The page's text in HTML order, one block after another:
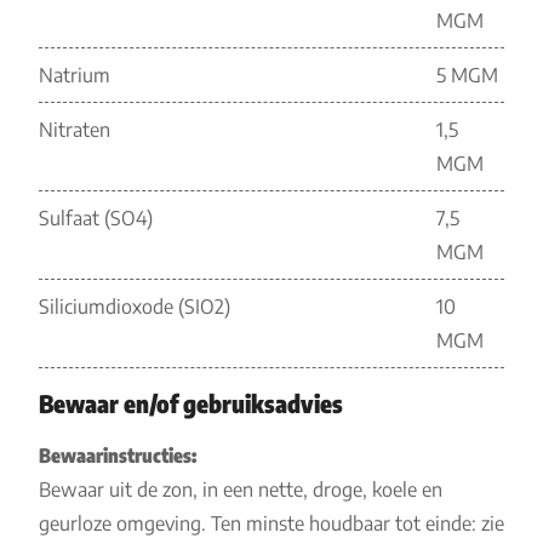
MGM
Natrium 5 MGM
Nitraten
1,5
MGM
Sulfaat (SO4)
7,5
MGM
Siliciumdioxode (SIO2)
10
MGM
Bewaar en/of gebruiksadvies
Bewaarinstructies:
Bewaar uit de zon, in een nette, droge, koele en
geurloze omgeving. Ten minste houdbaar tot einde: zie